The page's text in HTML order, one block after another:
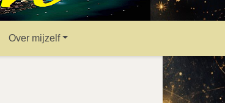
Over mijzelf